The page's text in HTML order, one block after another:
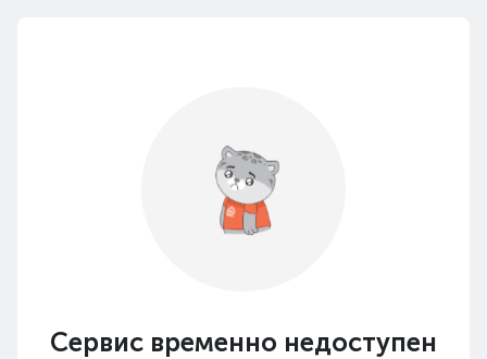
Сервис временно недоступен